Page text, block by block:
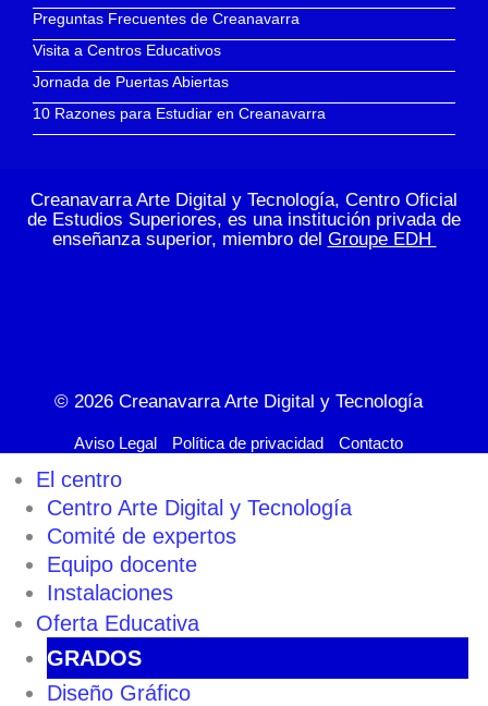
Preguntas Frecuentes de Creanavarra
Visita a Centros Educativos
Jornada de Puertas Abiertas
10 Razones para Estudiar en Creanavarra
Creanavarra Arte Digital y Tecnología, Centro Oficial
de Estudios Superiores, es una institución privada de
enseñanza superior, miembro del Groupe EDH
© 2026 Creanavarra Arte Digital y Tecnología
Aviso Legal Política de privacidad Contacto
El centro
Centro Arte Digital y Tecnología
Comité de expertos
Equipo docente
Instalaciones
Oferta Educativa
GRADOS
Diseño Gráfico